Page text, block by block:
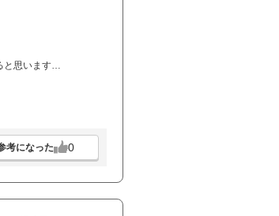
と思います…
考になった 0